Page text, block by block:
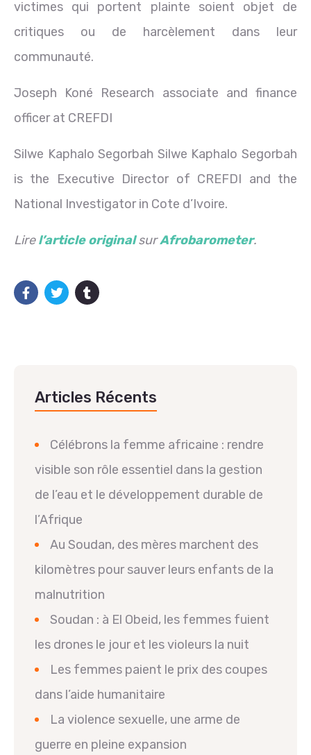
victimes qui portent plainte soient objet de
critiques ou de harcèlement dans leur
communauté.
Joseph Koné Research associate and finance
officer at CREFDI
Silwe Kaphalo Segorbah Silwe Kaphalo Segorbah
is the Executive Director of CREFDI and the
National Investigator in Cote d’Ivoire.
Lirel’article originalsurAfrobarometer.
Articles Récents
Célébrons la femme africaine : rendre
visible son rôle essentiel dans la gestion
de l’eau et le développement durable de
l’Afrique
Au Soudan, des mères marchent des
kilomètres pour sauver leurs enfants de la
malnutrition
Soudan : à El Obeid, les femmes fuient
les drones le jour et les violeurs la nuit
Les femmes paient le prix des coupes
dans l’aide humanitaire
La violence sexuelle, une arme de
guerre en pleine expansion